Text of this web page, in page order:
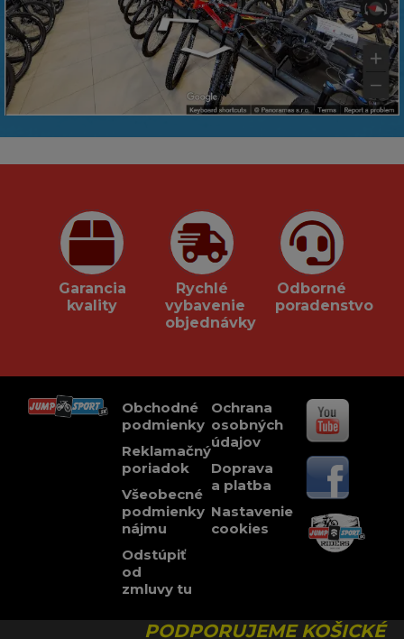
Garancia
kvality
Rychlé
vybavenie
objednávky
Odborné
poradenstvo
Obchodné
podmienky
Reklamačný
poriadok
Všeobecné
podmienky
nájmu
Odstúpiť
od
zmluvy tu
Ochrana
osobných
údajov
Doprava
a platba
Nastavenie
cookies
PODPORUJEME KOŠICKÉ